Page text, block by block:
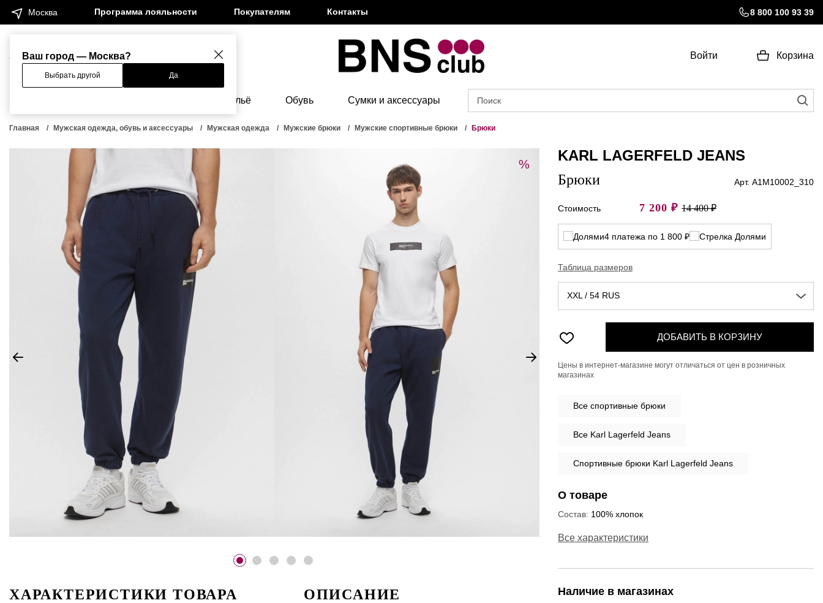
Ваш город — Москва?
Выбрать другой Да
Москва Программа лояльности Покупателям Контакты 8 800 100 93 39
Женщинам Мужчинам Войти Корзина
Бельё Обувь Сумки и аксессуары
Главная Мужская одежда, обувь и аксессуары Мужская одежда Мужские брюки Мужские спортивные брюки Брюки
%
ХАРАКТЕРИСТИКИ ТОВАРА ОПИСАНИЕ
KARL LAGERFELD JEANS
Брюки Арт. A1M10002_310
Стоимость 7 200 ₽ 14 400 ₽
4 платежа по 1 800 ₽
Таблица размеров
XXL / 54 RUS
ДОБАВИТЬ В КОРЗИНУ
Цены в интернет-магазине могут отличаться от цен в розничных
магазинах
Все спортивные брюки
Все Karl Lagerfeld Jeans
Спортивные брюки Karl Lagerfeld Jeans
О товаре
Состав: 100% хлопок
Все характеристики
Наличие в магазинах